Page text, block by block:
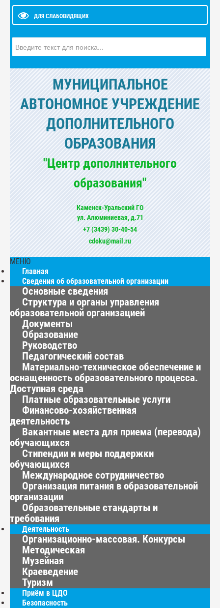
ДЛЯ СЛАБОВИДЯЩИХ
МУНИЦИПАЛЬНОЕ
АВТОНОМНОЕ УЧРЕЖДЕНИЕ
ДОПОЛНИТЕЛЬНОГО
ОБРАЗОВАНИЯ
"Центр дополнительного
образования"
Каменск-Уральский ГО
ул. Алюминиевая, д.71
+7 (3439) 30-40-54
cdoku@mail.ru
МЕНЮ
Главная
Сведения об образовательной организации
Основные сведения
Структура и органы управления
образовательной организацией
Документы
Образование
Руководство
Педагогический состав
Материально-техническое обеспечение и
оснащенность образовательного процесса.
Доступная среда
Платные образовательные услуги
Финансово-хозяйственная
деятельность
Вакантные места для приема (перевода)
обучающихся
Стипендии и меры поддержки
обучающихся
Международное сотрудничество
Организация питания в образовательной
организации
Образовательные стандарты и
требования
Деятельность
Организационно-массовая. Конкурсы
Методическая
Музейная
Краеведение
Туризм
Приём в ЦДО
Безопасность